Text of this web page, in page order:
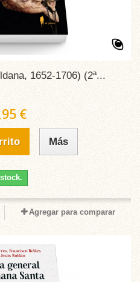
1652-1706) (2ª...
€
Más
Agregar para comparar